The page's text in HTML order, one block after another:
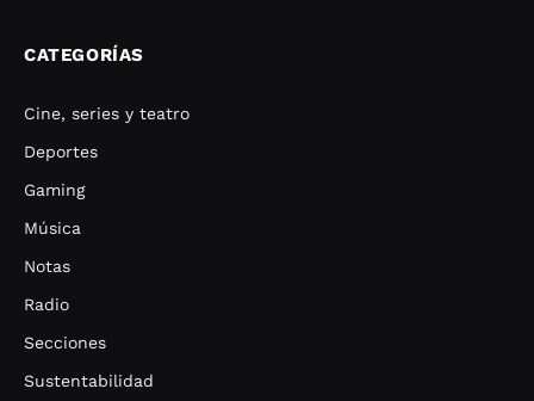
CATEGORÍAS
Cine, series y teatro
Deportes
Gaming
Música
Notas
Radio
Secciones
Sustentabilidad